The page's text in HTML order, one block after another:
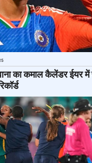
का कमाल कैलेंडर ईयर में